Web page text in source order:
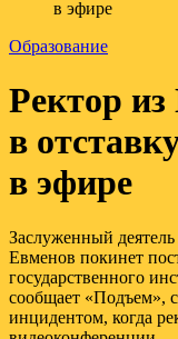
в эфире
Образование
Ректор из
в
в эфире
Заслуженный
Евменов покинет
государственного
сообщает «Подъем»,
инцидентом, когда